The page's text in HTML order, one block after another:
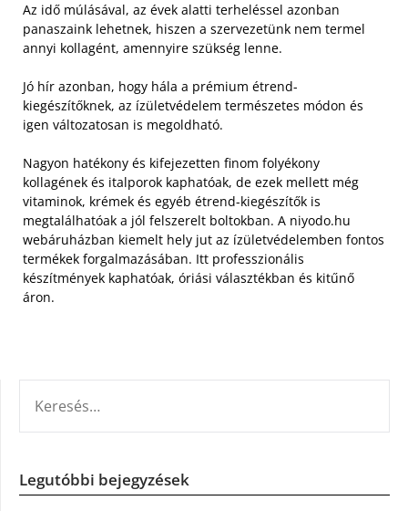
Az idő múlásával, az évek alatti terheléssel azonban
panaszaink lehetnek, hiszen a szervezetünk nem termel
annyi kollagént, amennyire szükség lenne.
Jó hír azonban, hogy hála a prémium étrend-
kiegészítőknek, az ízületvédelem természetes módon és
igen változatosan is megoldható.
Nagyon hatékony és kifejezetten finom folyékony
kollagének és italporok kaphatóak, de ezek mellett még
vitaminok, krémek és egyéb étrend-kiegészítők is
megtalálhatóak a jól felszerelt boltokban. A niyodo.hu
webáruházban kiemelt hely jut az ízületvédelemben fontos
termékek forgalmazásában. Itt professzionális
készítmények kaphatóak, óriási választékban és kitűnő
áron.
Legutóbbi bejegyzések